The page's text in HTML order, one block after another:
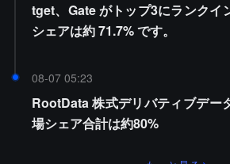
tget、Gate がトップ3にランクイ
シェアは約 71.7% です。
08-07 05:23
RootData 株式デリバティブデー
場シェア合計は約80%